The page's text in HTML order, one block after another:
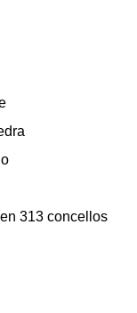
313 concellos